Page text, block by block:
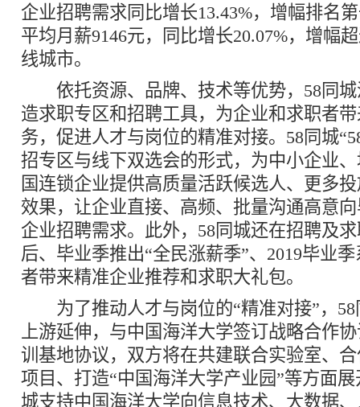
企业招聘需求同比增长13.43%，增幅排名
平均月薪9146元，同比增长20.07%，增幅
线城市。
依托资源、品牌、技术等优势，58同城
造求职专区和招聘工具，为企业和求职者
务，促进人才与岗位的精准对接。58同城
招专区与线下双选会的形式，为中小企业
国连锁企业提供高质量活跃候选人、更多
效果，让企业直接、高频、批量沟通高意
企业招聘需求。此外，58同城还在招聘及
后、毕业季推出“全民涨薪季”、2019毕业
者带来精准企业推荐和求职大礼包。
为了推动人才与岗位的“精准对接”，58
上游延伸，与中国海洋大学签订战略合作
训基地协议，双方将在共建联合实验室、
项目、打造“中国海洋大学产业园”等方面
城支持中国海洋大学向信息技术、大数据